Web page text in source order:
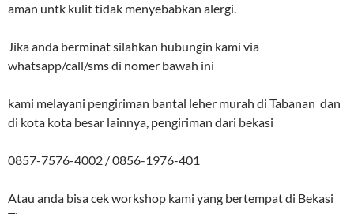
aman untk kulit tidak menyebabkan alergi.
Jika anda berminat silahkan hubungin kami via
whatsapp/call/sms di nomer bawah ini
kami melayani pengiriman bantal leher murah di Tabanan dan
di kota kota besar lainnya, pengiriman dari bekasi
0857-7576-4002 / 0856-1976-401
Atau anda bisa cek workshop kami yang bertempat di Bekasi